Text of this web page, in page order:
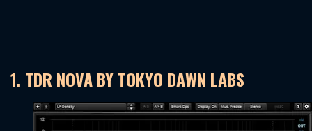
1. TDR NOVA BY TOKYO DAWN LABS